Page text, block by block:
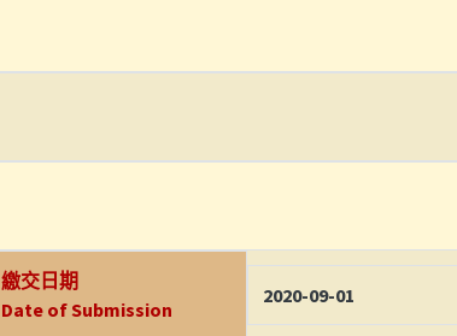
繳交日期
Date of Submission
2020-09-01